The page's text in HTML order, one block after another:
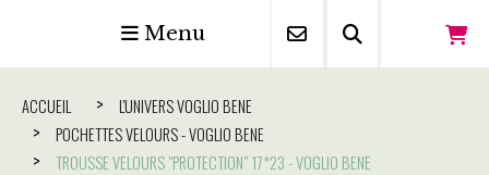
Menu
ACCUEIL
L'UNIVERS VOGLIO BENE
POCHETTES VELOURS - VOGLIO BENE
TROUSSE VELOURS "PROTECTION" 17*23 - VOGLIO BENE